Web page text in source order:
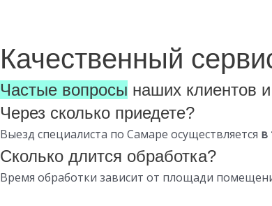
Качественный
Частые вопросы наших клиентов
Через сколько приедете?
Выезд специалиста по Самаре осуществляется в
Сколько длится обработка?
Время обработки зависит от площади